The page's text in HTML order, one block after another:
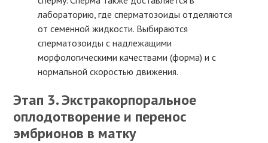
лабораторию, где сперматозоиды отделяются
от семенной жидкости. Выбираются
сперматозоиды с надлежащими
морфологическими качествами (форма) и с
нормальной скоростью движения.
Этап 3. Экстракорпоральное
оплодотворение и перенос
эмбрионов в матку